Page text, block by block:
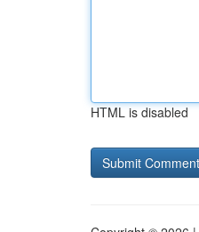
HTML is disabled